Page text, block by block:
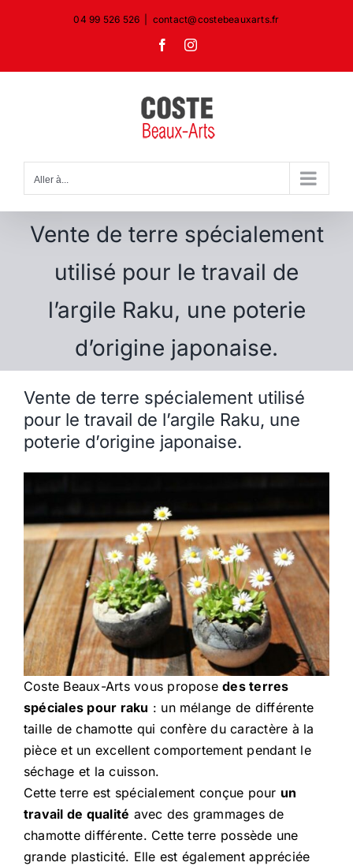
04 99 526 526 contact@costebeauxarts.fr
FacebookInstagram
Aller à...
Vente de terre spécialement
utilisé pour le travail de
l’argile Raku, une poterie
d’origine japonaise.
Vente de terre spécialement utilisé
pour le travail de l’argile Raku, une
poterie d’origine japonaise.
Coste Beaux-Arts vous proposedes terres
spéciales pour raku : un mélange de différente
taille de chamotte qui confère du caractère à la
pièce et un excellent comportement pendant le
séchage et la cuisson.
Cette terre est spécialement conçue pour un
travail de qualité avec des grammages de
chamotte différente. Cette terre possède une
grande plasticité. Elle est également appréciée